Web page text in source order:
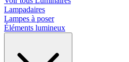
Lampadaires
Lampes à poser
Éléments lumineux